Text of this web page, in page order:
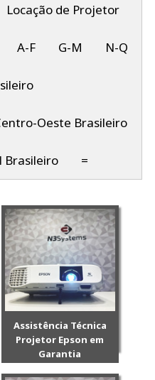
Locação de Projetor
A-F G-M N-Q
Oeste Brasileiro
Brasileiro =
Assistência Técnica
Projetor Epson em
Garantia